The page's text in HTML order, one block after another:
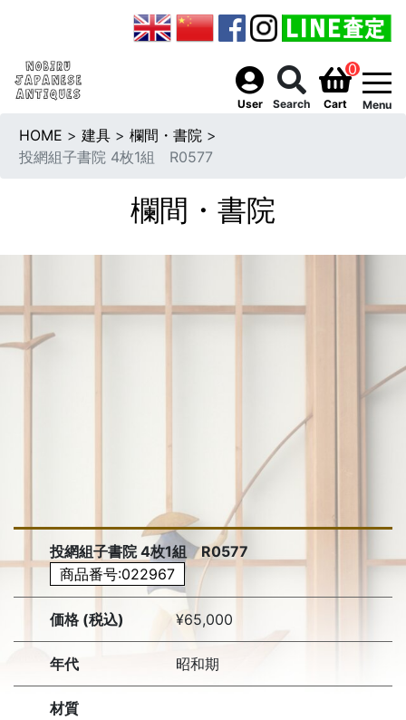
User Search
0
Cart Menu
HOME > 建具 > 欄間・書院 >
投網組子書院 4枚1組 R0577
欄間・書院
投網組子書院 4枚1組 R0577
商品番号:022967
価格 (税込) ¥65,000
年代 昭和期
材質